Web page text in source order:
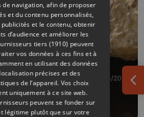
26/06/2026
: des voiries en
de navigation, afin de proposer
et du contenu personnalisés,
et le contenu, obtenir
d’audience et améliorer les
tiers (1910) peuvent
vos données à ces fins et à
en utilisant des données
précises et des
de l’appareil. Vos choix
uniquement à ce site web.
peuvent se fonder sur
légitime plutôt que sur votre